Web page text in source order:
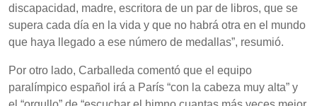
discapacidad, madre, escritora de un par de libros, que se
supera cada día en la vida y que no habrá otra en el mundo
que haya llegado a ese número de medallas”, resumió.
Por otro lado, Carballeda comentó que el equipo
paralímpico español irá a París “con la cabeza muy alta” y